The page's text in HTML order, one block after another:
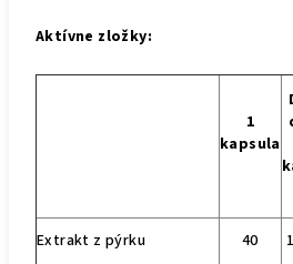
Aktívne zložky:
1
kapsula
Extrakt z pýrku 40